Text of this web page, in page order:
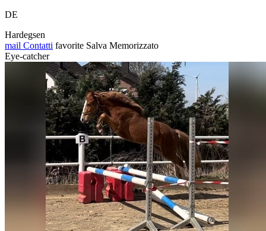
DE
Hardegsen
mail Contatti favorite Salva Memorizzato
Eye-catcher